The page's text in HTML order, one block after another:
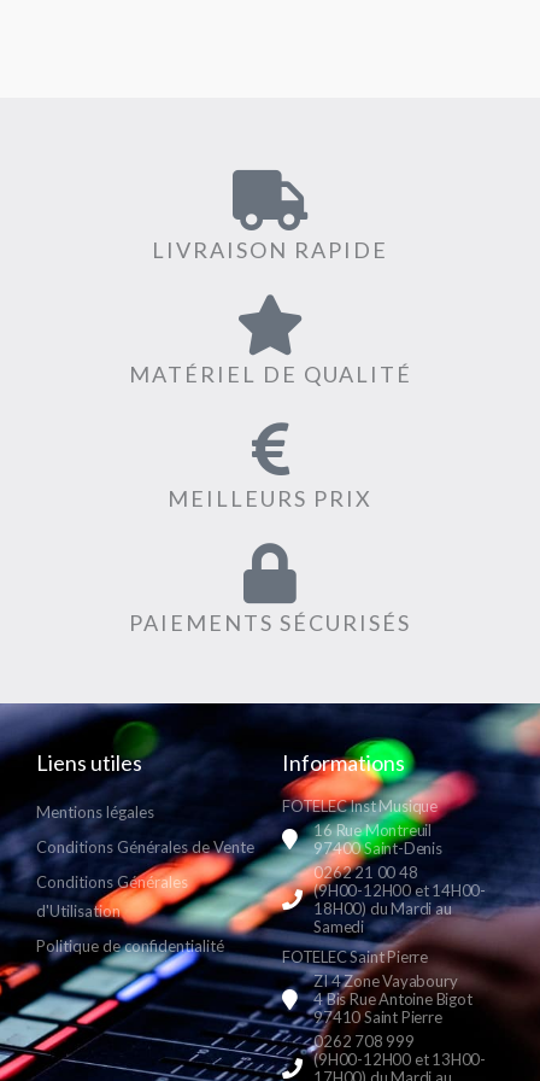
LIVRAISON RAPIDE
MATÉRIEL DE QUALITÉ
MEILLEURS PRIX
PAIEMENTS SÉCURISÉS
Liens utiles
Mentions légales
Conditions Générales de Vente
Conditions Générales
d'Utilisation
Politique de confidentialité
Informations
FOTELEC Inst Musique
16 Rue Montreuil
97400 Saint-Denis
0262 21 00 48
(9H00-12H00 et 14H00-
18H00) du Mardi au
Samedi
FOTELEC Saint Pierre
ZI 4 Zone Vayaboury
4 Bis Rue Antoine Bigot
97410 Saint Pierre
0262 708 999
(9H00-12H00 et 13H00-
17H00) du Mardi au